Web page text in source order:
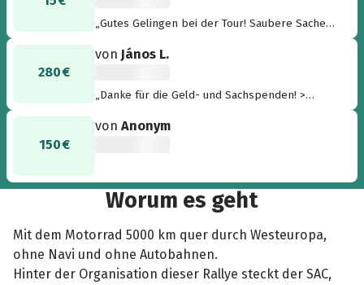
„Gutes Gelingen bei der Tour! Saubere Sache
280 €
von János L.
„Danke für die Geld- und Sachspenden! >
150 €
vonAnonym
Worum es geht
Mit dem Motorrad 5000 km quer durch Westeuropa,
ohne Navi und ohne Autobahnen.
Hinter der Organisation dieser Rallye steckt der SAC,